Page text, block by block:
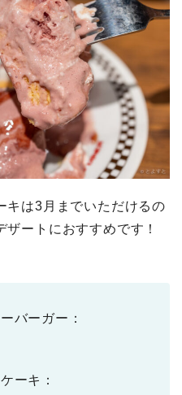
キは3月までいただけるの
ートにおすすめです！
バーガー：
ーキ：